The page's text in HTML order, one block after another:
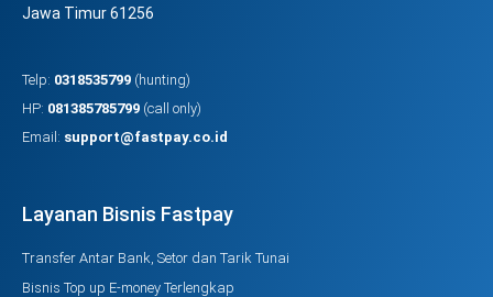
Jawa Timur 61256
Telp: 0318535799 (hunting)
HP: 081385785799 (call only)
Email: support@fastpay.co.id
Layanan Bisnis Fastpay
Transfer Antar Bank, Setor dan Tarik Tunai
Bisnis Top up E-money Terlengkap